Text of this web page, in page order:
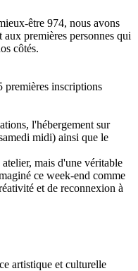
être 974, nous avons
premières personnes qui
côtés.
premières inscriptions
l'hébergement sur
midi) ainsi que le
mais d'une véritable
ce week-end comme
et de reconnexion à
artistique et culturelle